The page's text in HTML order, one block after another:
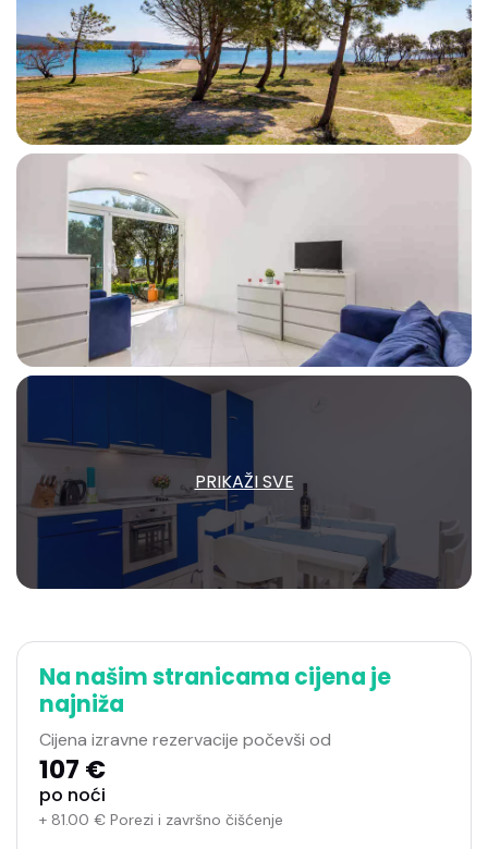
PRIKAŽI SVE
Na našim stranicama cijena je
najniža
Cijena izravne rezervacije počevši od
107 €
po noći
+ 81.00 € Porezi i završno čišćenje